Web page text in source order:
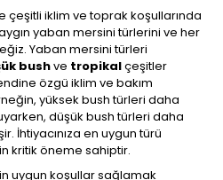
çeşitli iklim ve toprak koşullarında
yaban mersini türlerini ve her
Yaban mersini türleri
bushve tropikalçeşitler
özgü iklim ve bakım
yüksek bush türleri daha
düşük bush türleri daha
İhtiyacınıza en uygun türü
kritik öneme sahiptir.
uygun koşullar sağlamak